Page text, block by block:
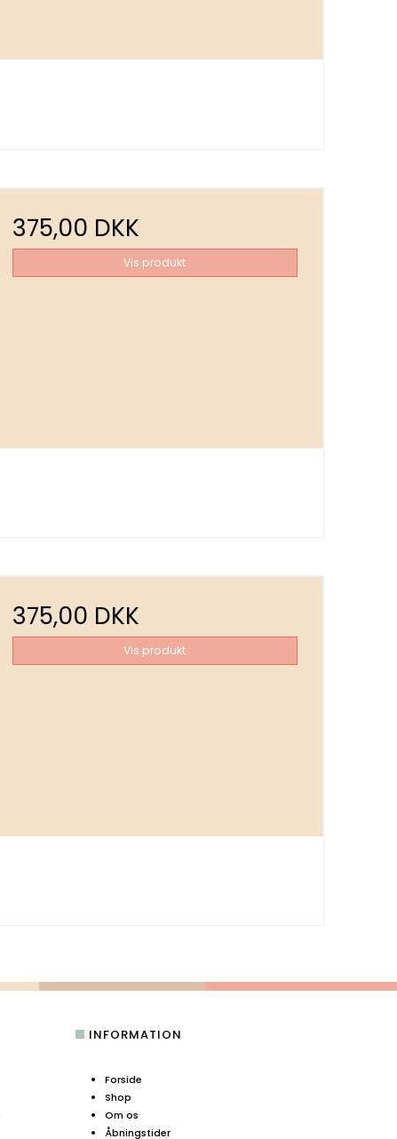
375,00 DKK
Vis produkt
375,00 DKK
Vis produkt
INFORMATION
Forside
Shop
Om os
Åbningstider